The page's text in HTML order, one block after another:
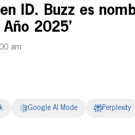
ID. Buzz es
2025’
am
Google AI Mode Perplexity